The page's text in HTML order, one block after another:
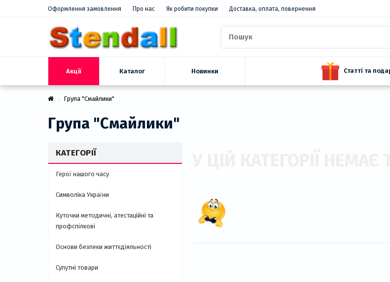
Оформлення замовлення Про нас Як робити покупки Доставка, оплата, повернення
Акції Каталог Новинки Статті та
Група "Смайлики"
Група "Смайлики"
КАТЕГОРІЇ
Герої нашого часу
Символіка України
Куточки методичні, атестаційні та
профспілкові
Основи безпеки життєдіяльності
Супутні товари